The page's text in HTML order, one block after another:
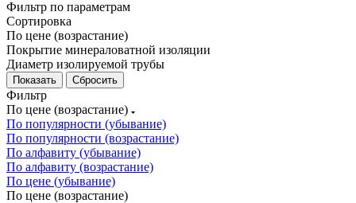
Фильтр по параметрам
Сортировка
По цене (возрастание)
Покрытие минераловатной изоляции
Диаметр изолируемой трубы
Сбросить
Фильтр
По цене (возрастание)
По популярности (убывание)
По популярности (возрастание)
По алфавиту (убывание)
По алфавиту (возрастание)
По цене (убывание)
По цене (возрастание)